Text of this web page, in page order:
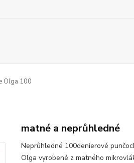
Olga 100
matné a neprůhledné
Neprůhledné 100denierové
Olga vyrobené z matného